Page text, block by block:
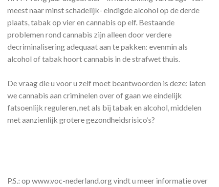
meest naar minst schadelijk- eindigde alcohol op de derde
plaats, tabak op vier en cannabis op elf. Bestaande
problemen rond cannabis zijn alleen door verdere
decriminalisering adequaat aan te pakken: evenmin als
alcohol of tabak hoort cannabis in de strafwet thuis.
De vraag die u voor u zelf moet beantwoorden is deze: laten
we cannabis aan criminelen over of gaan we eindelijk
fatsoenlijk reguleren, net als bij tabak en alcohol, middelen
met aanzienlijk grotere gezondheidsrisico’s?
P.S.: op www.voc-nederland.org vindt u meer informatie over